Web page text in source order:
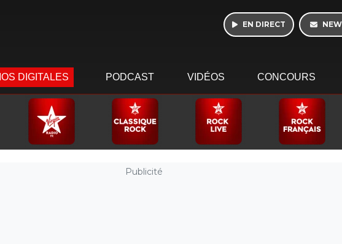
EN DIRECT
DIGITALES PODCAST VIDÉOS CONCOURS
Publicité